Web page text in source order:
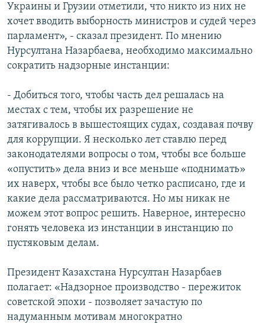
Украины и Грузии отметили, что никто из них не
хочет вводить выборность министров и судей через
парламент», - сказал президент. По мнению
Нурсултана Назарбаева, необходимо максимально
сократить надзорные инстанции:
- Добиться того, чтобы часть дел решалась на
местах с тем, чтобы их разрешение не
затягивалось в вышестоящих судах, создавая почву
для коррупции. Я несколько лет ставлю перед
законодателями вопросы о том, чтобы все больше
«опустить» дела вниз и все меньше «поднимать»
их наверх, чтобы все было четко расписано, где и
какие дела рассматриваются. Но мы никак не
можем этот вопрос решить. Наверное, интересно
гонять человека из инстанции в инстанцию по
пустяковым делам.
Президент Казахстана Нурсултан Назарбаев
полагает: «Надзорное производство - пережиток
советской эпохи - позволяет зачастую по
надуманным мотивам многократно